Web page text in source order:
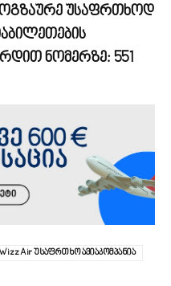
უსაფრთხოდ
ნომერზე: 551
Wizz Air უსაფრთხო ავიაკომპანია